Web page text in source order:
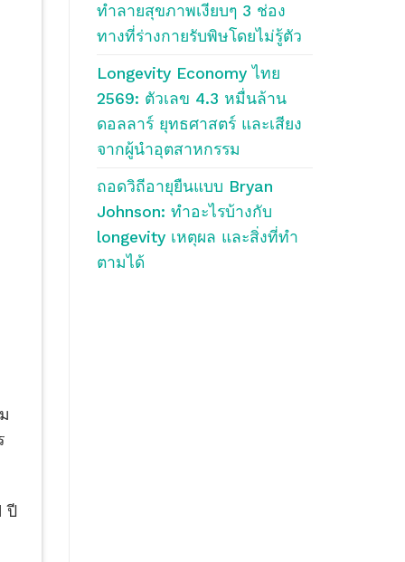
ปี
ทำลายสุขภาพเงียบๆ 3 ช่อง
ทางที่ร่างกายรับพิษโดยไม่รู้ตัว
Longevity Economy ไทย
2569: ตัวเลข 4.3 หมื่นล้าน
ดอลลาร์ ยุทธศาสตร์ และเสียง
จากผู้นำอุตสาหกรรม
ถอดวิถีอายุยืนแบบ Bryan
Johnson: ทำอะไรบ้างกับ
longevity เหตุผล และสิ่งที่ทำ
ตามได้